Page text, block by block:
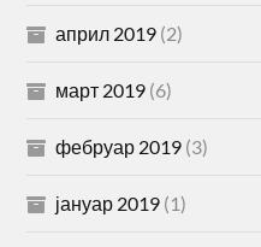
април 2019 (2)
март 2019 (6)
фебруар 2019 (3)
јануар 2019 (1)